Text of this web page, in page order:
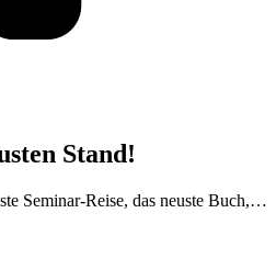
Stand!
Seminar-Reise, das neuste Buch,…